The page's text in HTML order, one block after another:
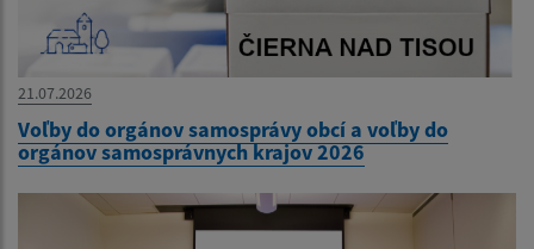
21.07.2026
Voľby do orgánov samosprávy obcí a voľby do
orgánov samosprávnych krajov 2026